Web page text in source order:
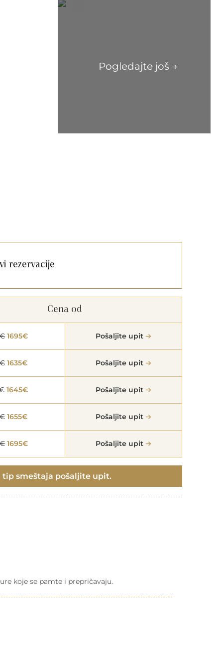
rezervacije
Cena od
1695€ Pošaljite upit
1635€ Pošaljite upit
1645€ Pošaljite upit
1655€ Pošaljite upit
1695€ Pošaljite upit
tip smeštaja pošaljite upit.
koje se pamte i prepričavaju.